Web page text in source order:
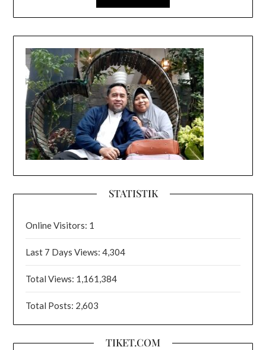
STATISTIK
Online Visitors: 1
Last 7 Days Views:4,304
Total Views: 1,161,384
Total Posts: 2,603
TIKET.COM